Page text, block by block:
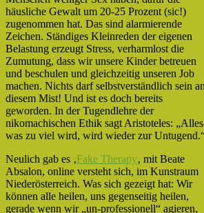
häusliche Gewalt um 20-25 Prozent (sic!)
zugenommen hat. Das sind alarmierende
Zeichen. Ständiges Kleinreden der eigenen
Belastung erzeugt Stress, verharmlost die
Zumutung, dass wir unsere Kinder betreuen
und beschulen und gleichzeitig unseren Job
machen. Nichts darf selbstverständlich sein an
diesem Mist! Und ist es doch bereits
geworden. In der Tugendlehre der
nikomachischen Ethik sagt Aristoteles: „Alles
was zu viel wird, wird wieder zur
Neulich gab es ‚Fake Therapy‚ mit Beate
Absalon, online versteht sich, im Kunstraum
Niederösterreich. Was sich gezeigt hat: Wir
können alle heilen, uns gegenseitig heilen,
gerade wenn wir „un-professionell“ agieren,